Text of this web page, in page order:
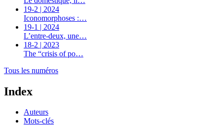
19-2 | 2024
Iconomorphoses :…
19-1 | 2024
L’entre-deux, une…
18-2 | 2023
The “crisis of po…
Tous les numéros
Index
Auteurs
Mots-clés